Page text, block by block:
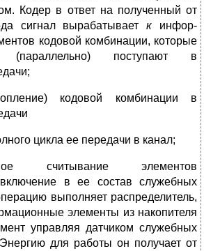
Кодер в ответ на полученный от
сигнал вырабатываетк инфор­
кодовой ком­бинации, которые
(па­раллельно) поступают в
кодовой комбинации в
цикла ее передачи в канал;
считывание элементов
в ее состав служебных
выполняет распределитель,
элементы из накопителя
управляя датчиком служебных
для работы он получает от